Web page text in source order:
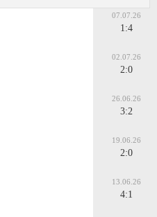
07.07.26
1:4
02.07.26
2:0
26.06.26
3:2
19.06.26
2:0
13.06.26
4:1